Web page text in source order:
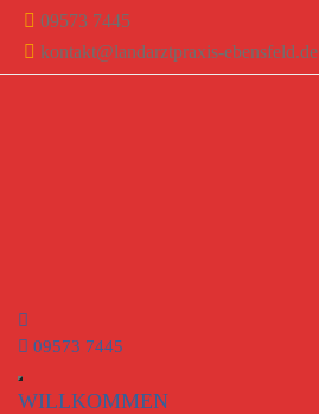
09573 7445
kontakt@landarztpraxis-ebensfeld.de
09573 7445
WILLKOMMEN